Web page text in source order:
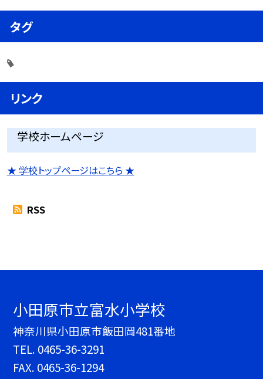
タグ
リンク
学校ホームページ
★ 学校トップページはこちら ★
RSS
小田原市立富水小学校
神奈川県小田原市飯田岡481番地
TEL. 0465-36-3291
FAX. 0465-36-1294